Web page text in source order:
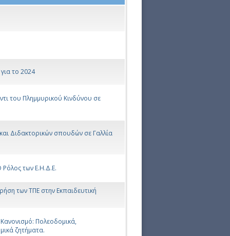
το 2024
του Πλημμυρικού Κινδύνου σε
Διδακτορικών σπουδών σε Γαλλία
Ρόλος των Ε.Η.Δ.Ε.
των ΤΠΕ στην Εκπαιδευτική
Πολεοδομικά,
ζητήματα.